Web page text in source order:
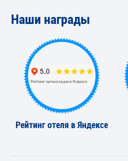
Наши награды
Рейтинг отеля в Яндексе